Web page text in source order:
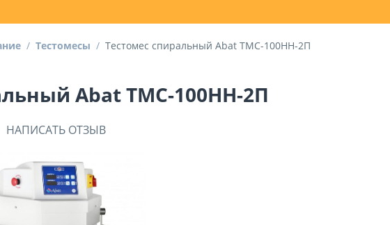
/ Тестомесы / Тестомес спиральный Abat ТМС-100НН-2П
Abat ТМС-100НН-2П
НАПИСАТЬ ОТЗЫВ